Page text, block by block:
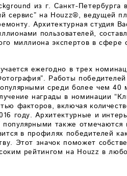
из г. Санкт-Петербурга
сервис” на Houzz®, ведущей
Архитектурная студия
пользователей,
миллиона экспертов в сфере
ежегодно в трех
Работы
среди более чем 40
награды в номинации
факторов, включая
году. Архитектурные и
также отмечаются
в профилях победителей
Этот значок поможет
рейтингом на Houzz в